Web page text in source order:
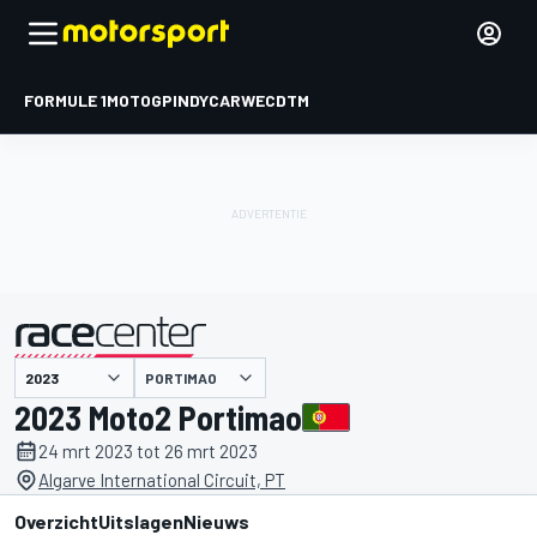
FORMULE 1MOTOGPINDYCARWECDTM
gepresenteerd door PORTIMAO
2023 Moto2 Portimao
24 mrt 2023 tot 26 mrt 2023
Algarve International Circuit, PT
OverzichtUitslagenNieuws